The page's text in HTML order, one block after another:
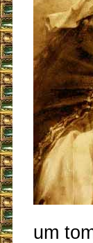
um